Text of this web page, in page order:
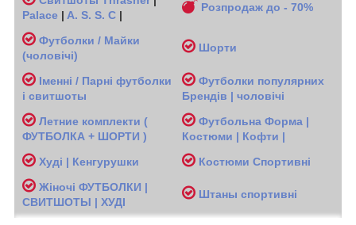
Palace | A. S. S. C |
Розпродаж до - 70%
Футболки / Майки
(чоловічі)
Шорти
Іменні / Парні футболки
і свитшоты
Футболки популярних
Брендів | чоловічі
Летние комплекти (
ФУТБОЛКА + ШОРТИ )
Футбольна Форма |
Костюми | Кофти |
Худі | Кенгурушки
Костюми Спортивні
Жіночі ФУТБОЛКИ |
СВИТШОТЫ | ХУДІ
Штаны спортивні